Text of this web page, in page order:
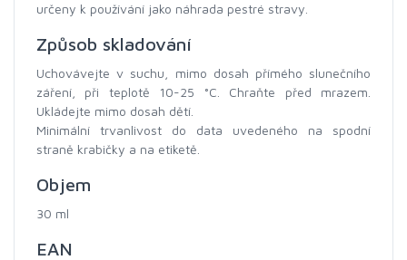
určeny k používání jako náhrada pestré stravy.
Způsob skladování
Uchovávejte v suchu, mimo dosah přímého slunečního
záření, při teplotě 10-25 °C. Chraňte před mrazem.
Ukládejte mimo dosah dětí.
Minimální trvanlivost do data uvedeného na spodní
straně krabičky a na etiketě.
Objem
30 ml
EAN